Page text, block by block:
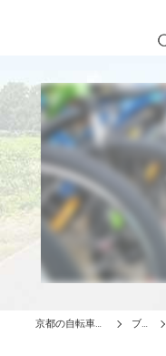
京都の自転車はCYCLE CARE ブログ